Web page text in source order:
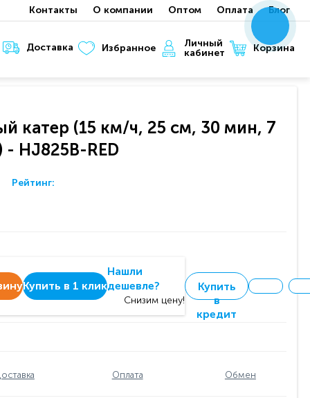
Контакты О компании Оптом Оплата Блог
Доставка Избранное
Личный
кабинет
Корзина
катер (15 км/ч, 25 см, 30 мин, 7
HJ825B-RED
Рейтинг:
Купить в 1 клик
Нашли
дешевле?
Снизим цену!
Купить
в
кредит
Оплата Обмен
xxx